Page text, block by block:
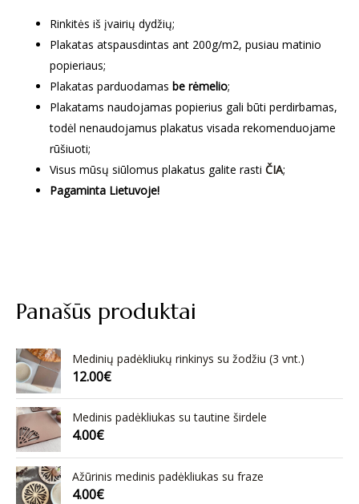
Panašūs produktai
Medinių padėkliukų rinkinys su žodžiu (3 vnt.)
12.00€
Medinis padėkliukas su tautine širdele
4.00€
Ažūrinis medinis padėkliukas su fraze
4.00€
Rinkitės iš įvairių dydžių;
Plakatas atspausdintas ant 200g/m2, pusiau matinio
popieriaus;
Plakatas parduodamas be rėmelio;
Plakatams naudojamas popierius gali būti perdirbamas,
todėl nenaudojamus plakatus visada rekomenduojame
rūšiuoti;
Visus mūsų siūlomus plakatus galite rasti ČIA;
Pagaminta Lietuvoje!